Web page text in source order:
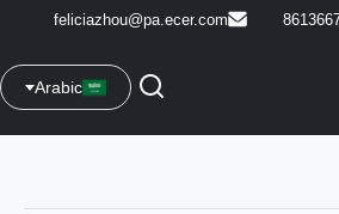
feliciazhou@pa.ecer.com
Arabic